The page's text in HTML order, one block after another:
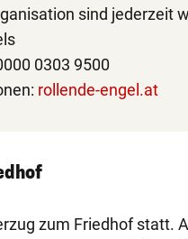
sind jederzeit
0303 9500
rollende-engel.at
zum Friedhof statt.